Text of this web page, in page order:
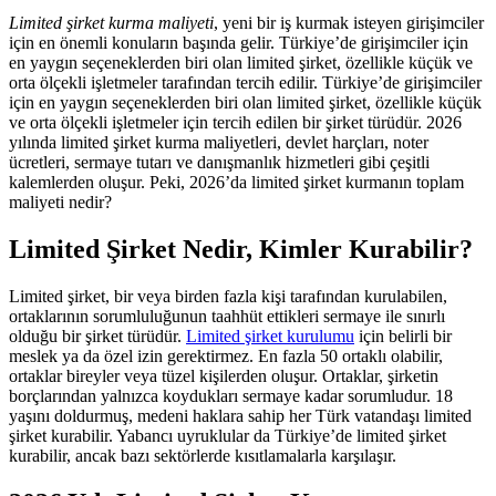
Limited şirket kurma maliyeti, yeni bir iş kurmak isteyen girişimciler
için en önemli konuların başında gelir. Türkiye’de girişimciler için
en yaygın seçeneklerden biri olan limited şirket, özellikle küçük ve
orta ölçekli işletmeler tarafından tercih edilir. Türkiye’de girişimciler
için en yaygın seçeneklerden biri olan limited şirket, özellikle küçük
ve orta ölçekli işletmeler için tercih edilen bir şirket türüdür. 2026
yılında limited şirket kurma maliyetleri, devlet harçları, noter
ücretleri, sermaye tutarı ve danışmanlık hizmetleri gibi çeşitli
kalemlerden oluşur. Peki, 2026’da limited şirket kurmanın toplam
maliyeti nedir?
Limited Şirket Nedir, Kimler Kurabilir?
Limited şirket, bir veya birden fazla kişi tarafından kurulabilen,
ortaklarının sorumluluğunun taahhüt ettikleri sermaye ile sınırlı
olduğu bir şirket türüdür. Limited şirket kurulumu için belirli bir
meslek ya da özel izin gerektirmez. En fazla 50 ortaklı olabilir,
ortaklar bireyler veya tüzel kişilerden oluşur. Ortaklar, şirketin
borçlarından yalnızca koydukları sermaye kadar sorumludur. 18
yaşını doldurmuş, medeni haklara sahip her Türk vatandaşı limited
şirket kurabilir. Yabancı uyruklular da Türkiye’de limited şirket
kurabilir, ancak bazı sektörlerde kısıtlamalarla karşılaşır.